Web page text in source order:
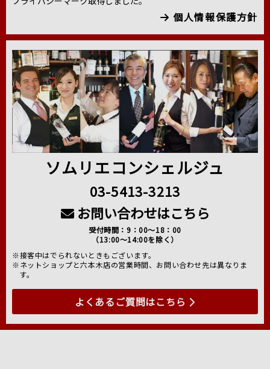
個人情報保護方針
ソムリエコンシェルジュ
03-5413-3213
お問い合わせはこちら
受付時間：9：00～18：00
（13:00～14:00を除く）
※接客中はでられないときもございます。
※ネットショップと六本木店の営業時間、お問い合わせ先は異なりま
す。
よくあるご質問はこちら